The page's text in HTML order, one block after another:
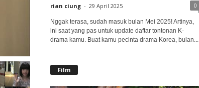
rian ciung - 29 April 2025 0
Nggak terasa, sudah masuk bulan Mei 2025! Artinya,
ini saat yang pas untuk update daftar tontonan K-
drama kamu. Buat kamu pecinta drama Korea, bulan...
Film